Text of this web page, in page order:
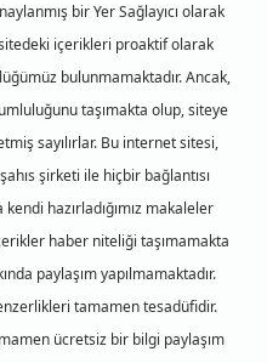
bir Yer Sağlayıcı olarak
içerikleri proaktif olarak
bulunmamaktadır. Ancak,
taşımakta olup, siteye
sayılırlar. Bu internet sitesi,
şirketi ile hiçbir bağlantısı
hazırladığımız makaleler
haber niteliği taşımamakta
paylaşım yapılmamaktadır.
tamamen tesadüfidir.
ücretsiz bir bilgi paylaşım